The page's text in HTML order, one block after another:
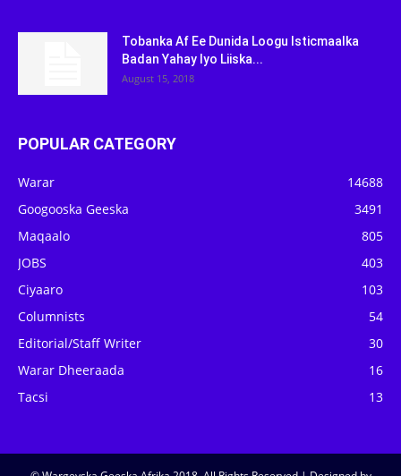
Tobanka Af Ee Dunida Loogu Isticmaalka
Badan Yahay Iyo Liiska...
August 15, 2018
POPULAR CATEGORY
Warar
14688
Googooska Geeska
3491
Maqaalo
805
JOBS
403
Ciyaaro
103
Columnists
54
Editorial/Staff Writer
30
Warar Dheeraada
16
Tacsi
13